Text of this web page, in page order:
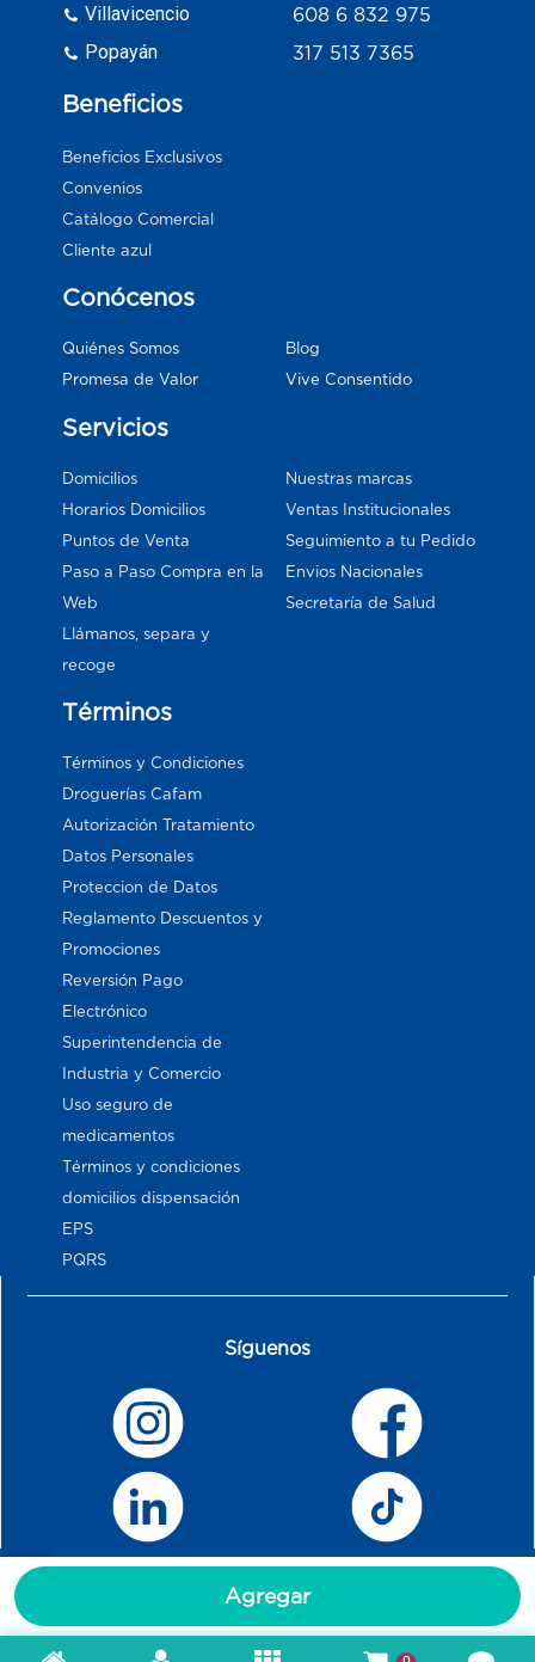
Agregar
Villavicencio
Popayán
608 6 832 975
317 513 7365
Beneficios
Beneficios Exclusivos
Convenios
Catálogo Comercial
Cliente azul
Conócenos
Quiénes Somos
Promesa de Valor
Blog
Vive Consentido
Servicios
Domicilios
Horarios Domicilios
Puntos de Venta
Paso a Paso Compra en la
Web
Llámanos, separa y
recoge
Nuestras marcas
Ventas Institucionales
Seguimiento a tu Pedido
Envios Nacionales
Secretaría de Salud
Términos
Términos y Condiciones
Droguerías Cafam
Autorización Tratamiento
Datos Personales
Proteccion de Datos
Reglamento Descuentos y
Promociones
Reversión Pago
Electrónico
Superintendencia de
Industria y Comercio
Uso seguro de
medicamentos
Términos y condiciones
domicilios dispensación
EPS
PQRS
Síguenos